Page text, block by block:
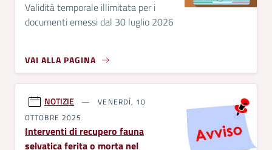
Validità temporale illimitata per i
documenti emessi dal 30 luglio 2026
VAI ALLA PAGINA
NOTIZIE
VENERDÌ, 10
OTTOBRE 2025
Interventi di recupero fauna
selvatica ferita o morta nel